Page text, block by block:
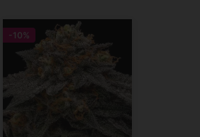
-10%